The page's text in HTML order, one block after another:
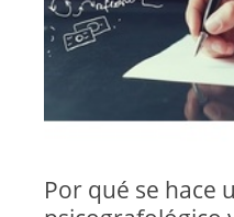
Por qué se hace